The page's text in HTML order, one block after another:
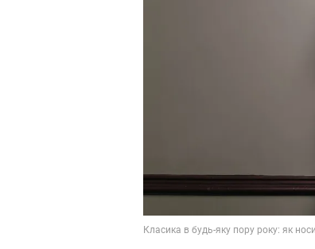
Класика в будь-яку пору року: як